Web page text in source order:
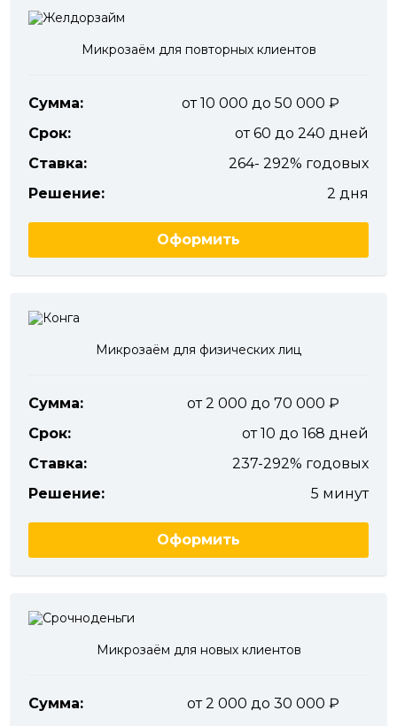
Микрозаём для повторных клиентов
Сумма:
от 10 000 до 50 000
Срок:
от 60 до 240 дней
Ставка:
264- 292% годовых
Решение:
2 дня
Оформить
Микрозаём для физических лиц
Сумма:
от 2 000 до 70 000
Срок:
от 10 до 168 дней
Ставка:
237-292% годовых
Решение:
5 минут
Оформить
Микрозаём для новых клиентов
Сумма:
от 2 000 до 30 000